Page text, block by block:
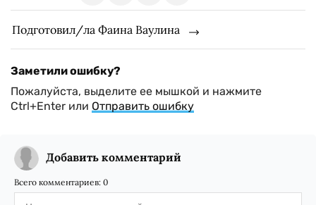
Подготовил/ла Фаина Ваулина
Заметили ошибку?
Пожалуйста, выделите ее мышкой и нажмите
Ctrl+Enter или Отправить ошибку
Добавить комментарий
Всего комментариев: 0